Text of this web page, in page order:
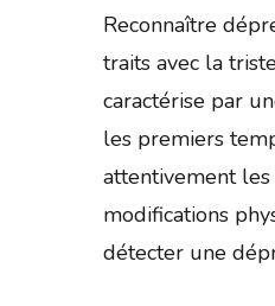
Reconnaître
traits avec la
caractérise par
les premiers
attentivement
modifications
détecter une